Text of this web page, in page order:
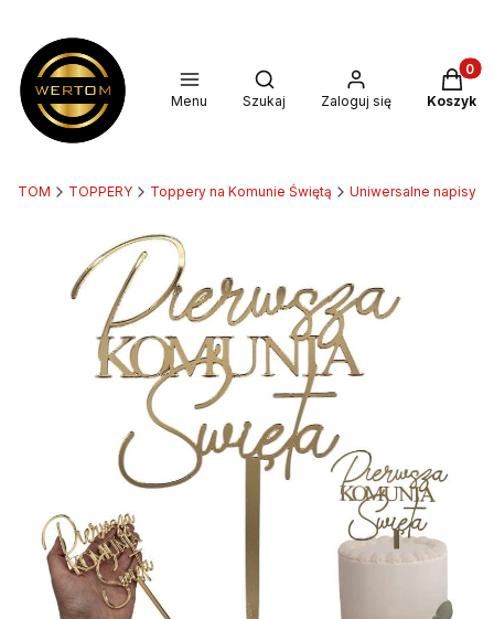
Menu
Otwórz wyszukiwarkę
Szukaj Zaloguj się Koszyk
TOPPERY Toppery na Komunie Świętą Uniwersalne napisy